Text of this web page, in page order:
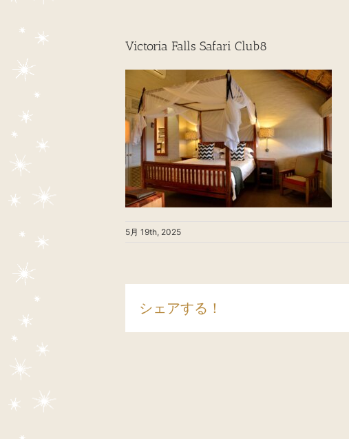
Victoria Falls Safari Club8
5月 19th, 2025
シェアする！